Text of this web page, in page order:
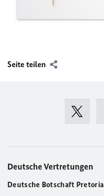
Seite teilen
Deutsche Vertretungen
Deutsche Botschaft Pretoria